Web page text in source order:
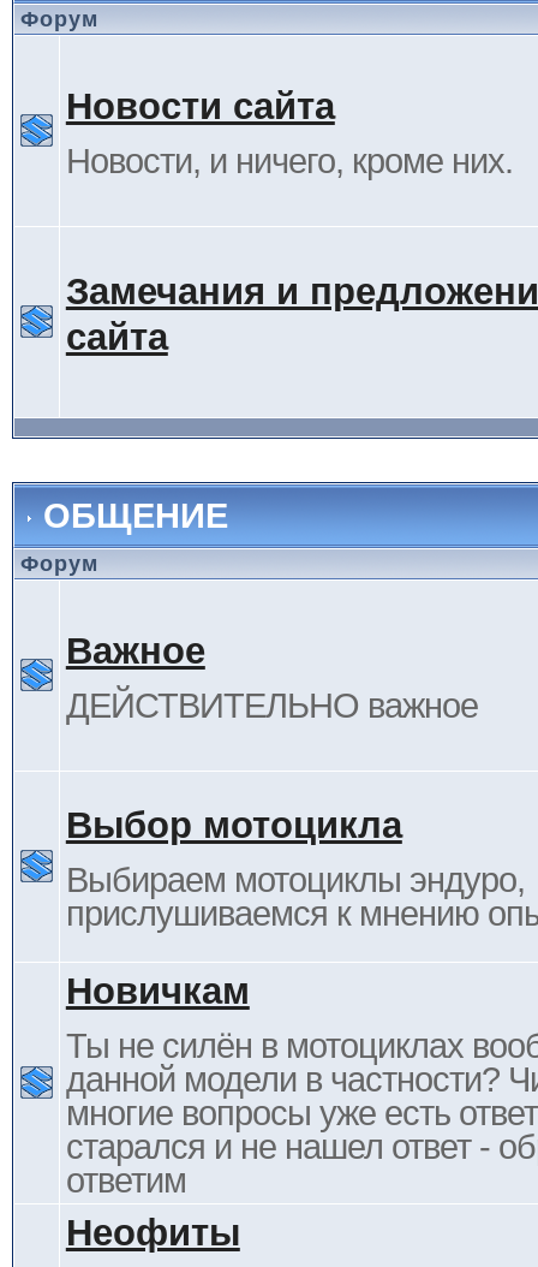
Форум
Новости сайта
Новости, и ничего, кроме них.
Замечания и
сайта
ОБЩЕНИЕ
Форум
Важное
ДЕЙСТВИТЕЛЬНО важное
Выбор мотоцикла
Выбираем мотоциклы эндуро,
прислушиваемся к мнению
Новичкам
Ты не силён в мотоциклах
данной модели в частности?
многие вопросы уже есть
старался и не нашел ответ -
ответим
Неофиты